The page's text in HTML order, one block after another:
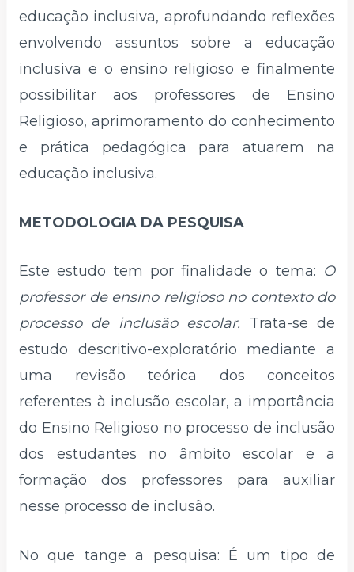
educação inclusiva, aprofundando reflexões
envolvendo assuntos sobre a educação
inclusiva e o ensino religioso e finalmente
possibilitar aos professores de Ensino
Religioso, aprimoramento do conhecimento
e prática pedagógica para atuarem na
educação inclusiva.
METODOLOGIA DA PESQUISA
Este estudo tem por finalidade o tema: O
professor de ensino religioso no contexto do
processo de inclusão escolar. Trata-se de
estudo descritivo-exploratório mediante a
uma revisão teórica dos conceitos
referentes à inclusão escolar, a importância
do Ensino Religioso no processo de inclusão
dos estudantes no âmbito escolar e a
formação dos professores para auxiliar
nesse processo de inclusão.
No que tange a pesquisa: É um tipo de